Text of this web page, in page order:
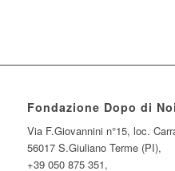
Fondazione Dopo di
Via F.Giovannini n°15, loc.
56017 S.Giuliano Terme (PI),
+39 050 875 351,